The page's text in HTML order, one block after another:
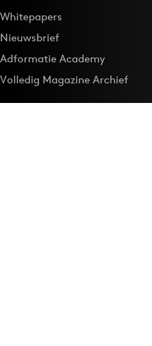
Whitepapers
Nieuwsbrief
Adformatie Academy
Volledig Magazine Archief